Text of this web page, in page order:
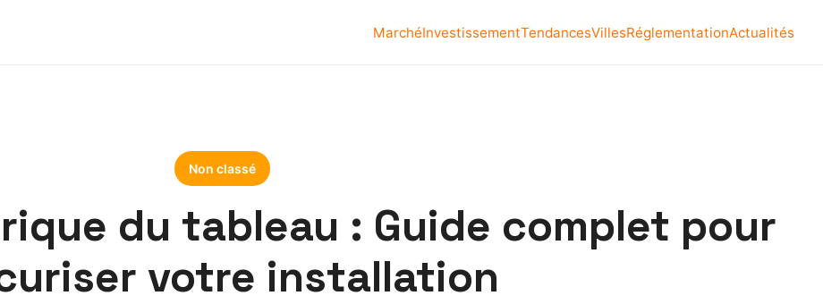
MarchéInvestissementTendancesVillesRéglementationActualités
Non classé
du tableau : Guide complet pour
votre installation